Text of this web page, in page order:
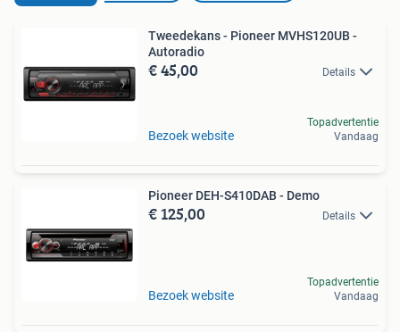
Tweedekans - Pioneer MVHS120UB -
Autoradio
€ 45,00 Details
Bezoek website
Topadvertentie
Vandaag
Pioneer DEH-S410DAB - Demo
€ 125,00 Details
Bezoek website
Topadvertentie
Vandaag